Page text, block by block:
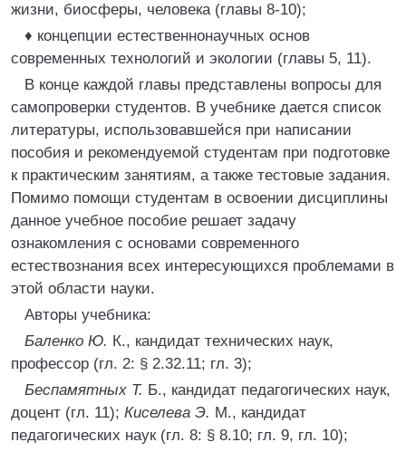
жизни, биосферы, человека (главы 8-10);
♦ концепции естественнонаучных основ
современных технологий и экологии (главы 5, 11).
В конце каждой главы представлены вопросы для
самопроверки студентов. В учебнике дается список
литературы, использовавшейся при написании
пособия и рекомендуемой студентам при подготовке
к практическим занятиям, а также тестовые задания.
Помимо помощи студентам в освоении дисциплины
данное учебное пособие решает задачу
ознакомления с основами современного
естествознания всех интересующихся проблемами в
этой области науки.
Авторы учебника:
Баленко Ю. К., кандидат технических наук,
профессор (гл. 2: § 2.32.11; гл. 3);
Беспамятных Т. Б., кандидат педагогических наук,
доцент (гл. 11); Киселева Э. М., кандидат
педагогических наук (гл. 8: § 8.10; гл. 9, гл. 10);